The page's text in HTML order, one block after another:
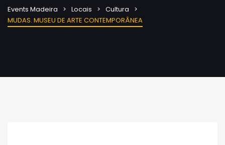
Events Madeira Locais
Cultura
MUDAS. MUSEU DE ARTE CONTEMPORÂNEA